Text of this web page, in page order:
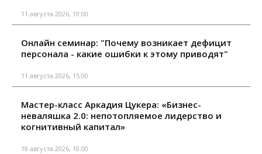
11 августа 2026, 10:00
Онлайн семинар: "Почему возникает дефицит
персонала - какие ошибки к этому приводят"
11 августа 2026, 15:00
Мастер-класс Аркадия Цукера: «Бизнес-
неваляшка 2.0: непотопляемое лидерство и
когнитивный капитал»
18 августа 2026, 10:00